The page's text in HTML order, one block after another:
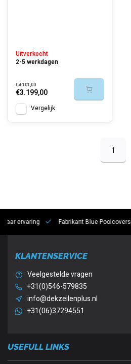
Uitverkocht
2-5 werkdagen
€4.101,00
€3.199,00
Vergelijk
1
jaar ervaring Fabrikant Blue Poolcovers
KLANTENSERVICE
Veelgestelde vragen
+31(0)546-579835
info@dekzeilenplus.nl
+31(06)37294551
USEFULL LINKS